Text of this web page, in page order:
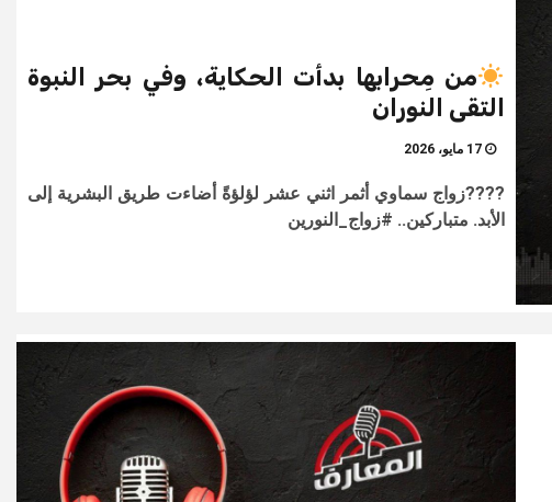
من مِحرابها بدأت الحكاية، وفي بحر النبوة
التقى النوران
17 مايو، 2026
????زواج سماوي أثمر اثني عشر لؤلؤةً أضاءت طريق البشرية إلى
الأبد. متباركين.. #زواج_النورين